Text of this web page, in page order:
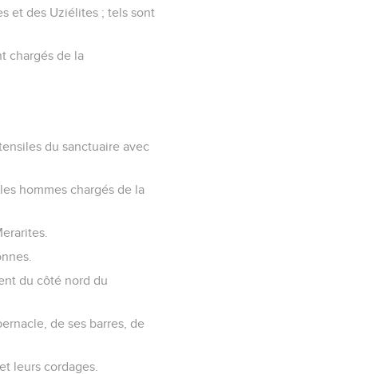
et des Uziélites ; tels sont
chargés de la
du sanctuaire avec
hommes chargés de la
du côté nord du
de ses barres, de
leurs cordages.